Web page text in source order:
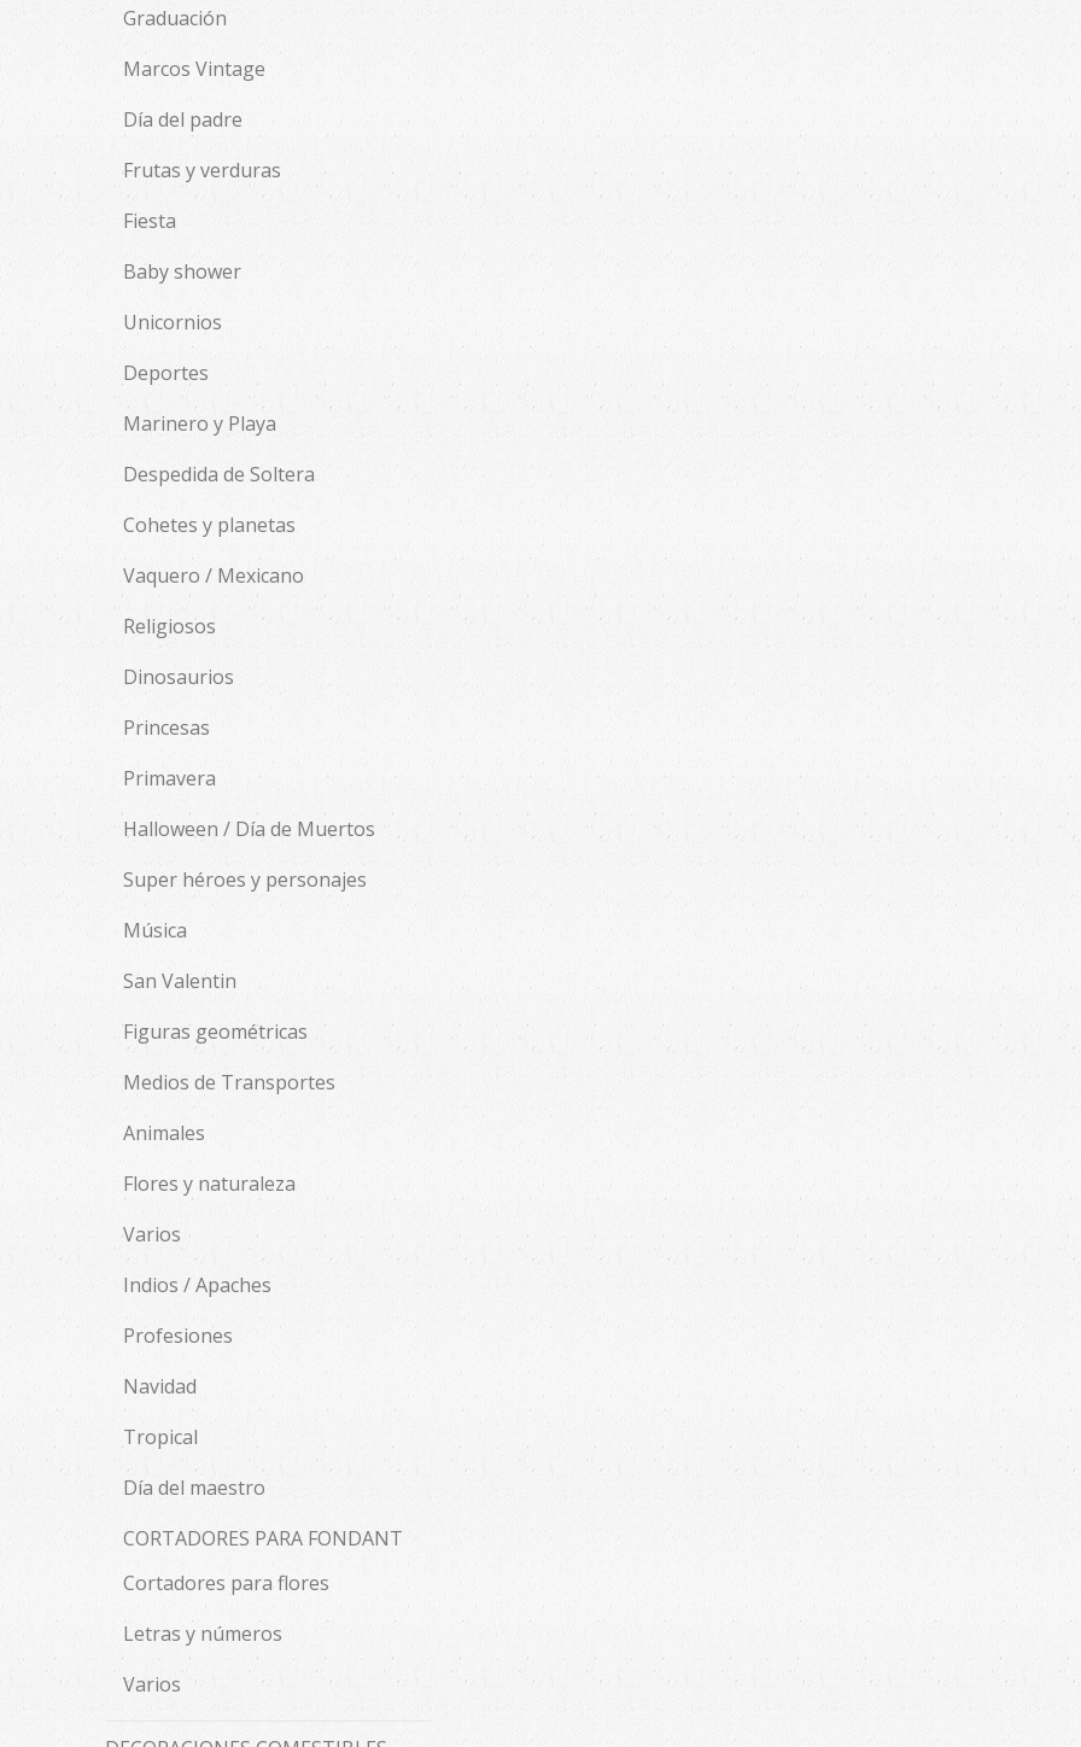
Graduación
Marcos Vintage
Día del padre
Frutas y verduras
Fiesta
Baby shower
Unicornios
Deportes
Marinero y Playa
Despedida de Soltera
Cohetes y planetas
Vaquero / Mexicano
Religiosos
Dinosaurios
Princesas
Primavera
Halloween / Día de Muertos
Super héroes y personajes
Música
San Valentin
Figuras geométricas
Medios de Transportes
Animales
Flores y naturaleza
Varios
Indios / Apaches
Profesiones
Navidad
Tropical
Día del maestro
CORTADORES PARA FONDANT
Cortadores para flores
Letras y números
Varios